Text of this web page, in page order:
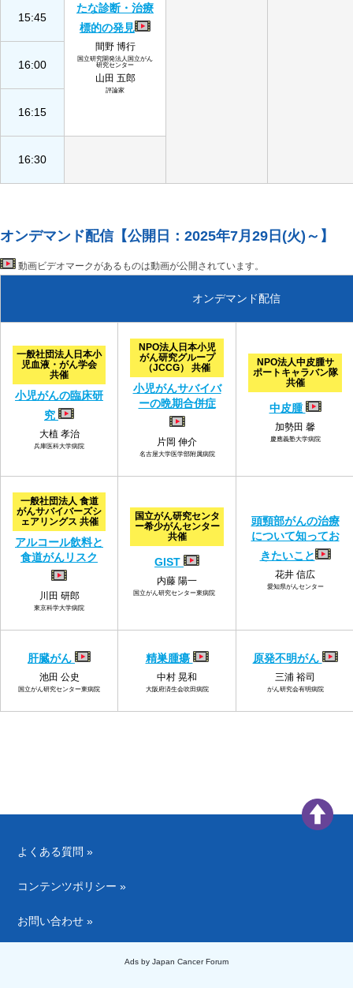
たな診断・治療
標的の発見
間野 博行
国立研究開発法人国立がん
研究センター
山田 五郎
評論家
15:45
16:00
16:15
16:30
オンデマンド配信【公開日：2025年7月29日(火)～】
動画ビデオマークがあるものは動画が公開されています。
オンデマンド配信
一般社団法人日本小
児血液・がん学会
共催
小児がんの臨床研
究
大植 孝治
兵庫医科大学病院
NPO法人日本小児
がん研究グループ
（JCCG） 共催
小児がんサバイバ
ーの晩期合併症
片岡 伸介
名古屋大学医学部附属病院
NPO法人中皮腫サ
ポートキャラバン隊
共催
中皮腫
加勢田 馨
慶應義塾大学病院
一般社団法人 食道
がんサバイバーズシ
ェアリングス 共催
アルコール飲料と
食道がんリスク
川田 研郎
東京科学大学病院
国立がん研究センタ
ー希少がんセンター
共催
GIST
内藤 陽一
国立がん研究センター東病院
頭頸部がんの治療
について知ってお
きたいこと
花井 信広
愛知県がんセンター
肝臓がん
池田 公史
国立がん研究センター東病院
精巣腫瘍
中村 晃和
大阪府済生会吹田病院
原発不明がん
三浦 裕司
がん研究会有明病院
よくある質問 »
コンテンツポリシー »
お問い合わせ »
Ads by Japan Cancer Forum